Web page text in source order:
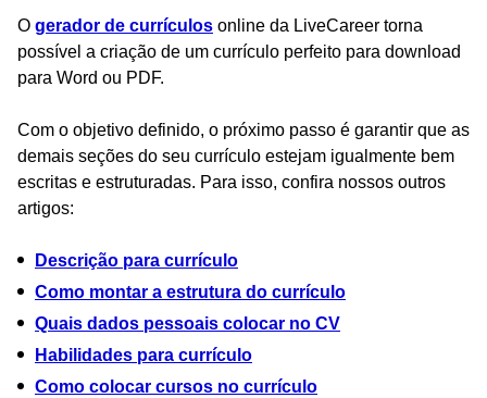
O gerador de currículos online da LiveCareer torna
possível a criação de um currículo perfeito para download
para Word ou PDF.
Com o objetivo definido, o próximo passo é garantir que as
demais seções do seu currículo estejam igualmente bem
escritas e estruturadas. Para isso, confira nossos outros
artigos:
Descrição para currículo
Como montar a estrutura do currículo
Quais dados pessoais colocar no CV
Habilidades para currículo
Como colocar cursos no currículo